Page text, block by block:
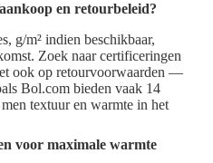
en retourbeleid?
g/m² indien beschikbaar,
Zoek naar certificeringen
ook op retourvoorwaarden —
Bol.com bieden vaak 14
textuur en warmte in het
voor maximale warmte